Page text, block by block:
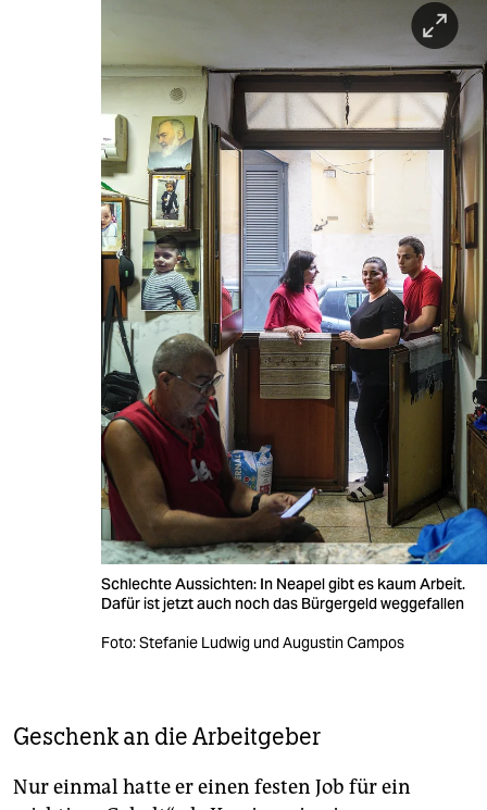
Schlechte Aussichten: In Neapel gibt es kaum Arbeit.
Dafür ist jetzt auch noch das Bürgergeld weggefallen
Foto: Stefanie Ludwig und Augustin Campos
Geschenk an die Arbeitgeber
Nur einmal hatte er einen festen Job für ein